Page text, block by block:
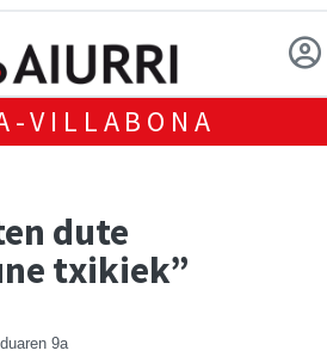
VILLABONA
dute
txikiek”
9a